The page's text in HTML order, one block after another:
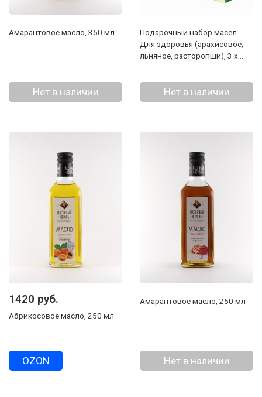
Амарантовое масло, 350 мл
Нет в наличии
Подарочный набор масел
Для здоровья (арахисовое,
льняное, расторопши), 3 х
Нет в наличии
1420 руб.
Абрикосовое масло, 250 мл
OZON
Амарантовое масло, 250 мл
Нет в наличии